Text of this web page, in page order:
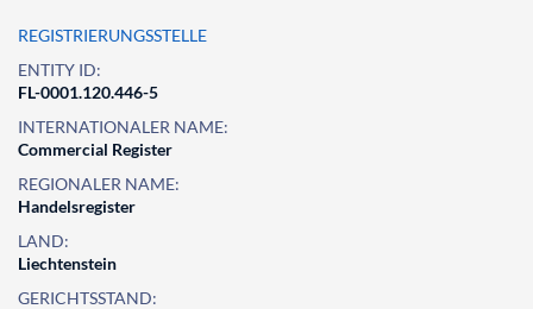
REGISTRIERUNGSSTELLE
ENTITY ID:
FL-0001.120.446-5
INTERNATIONALER NAME:
Commercial Register
REGIONALER NAME:
Handelsregister
LAND:
Liechtenstein
GERICHTSSTAND: